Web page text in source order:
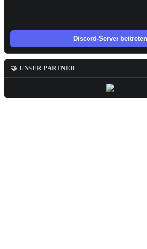
Discord-Server beitreten
🤝 UNSER PARTNER